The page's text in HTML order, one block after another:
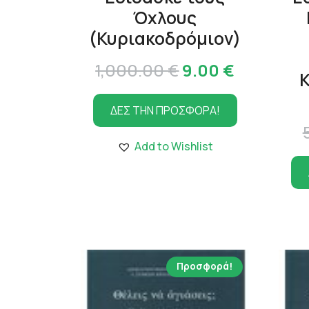
Όχλους
(Κυριακοδρόμιον)
1,000.00€Original
price
was:
1,000.00 €.
9.00 €
τιμή
ΔΕΣ ΤΗΝ ΠΡΟΣΦΟΡΑ!
Add to Wishlist
Προσφορά!